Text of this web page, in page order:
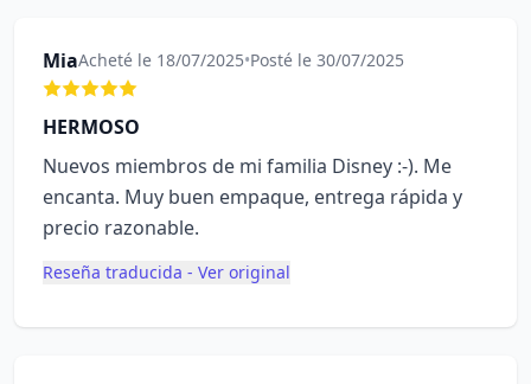
MiaAcheté le 18/07/2025•Posté le 30/07/2025
HERMOSO
Nuevos miembros de mi familia Disney :-). Me
encanta. Muy buen empaque, entrega rápida y
precio razonable.
Reseña traducida - Ver original